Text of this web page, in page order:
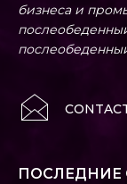
бизнеса и
ПОСЛЕДНИЕ